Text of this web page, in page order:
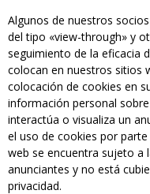
Algunos de nuestros
del tipo «view-through» y
seguimiento de la eficacia
colocan en nuestros sitios
colocación de cookies en
información personal
interactúa o visualiza un
el uso de cookies por
web se encuentra sujeto a
anunciantes y no está
privacidad.